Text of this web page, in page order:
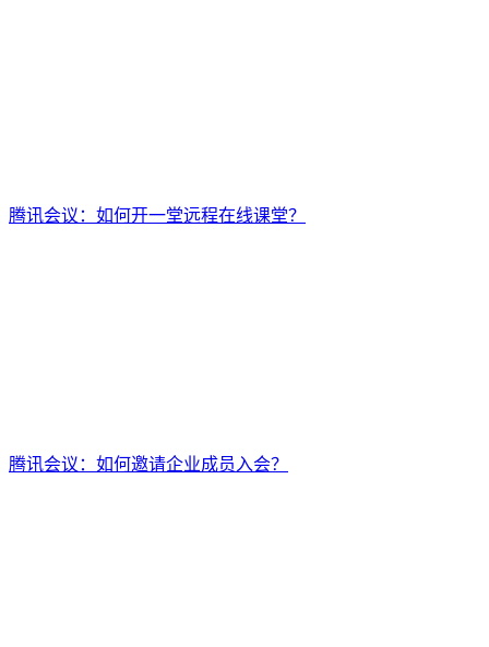
腾讯会议：如何开一堂远程在线课堂？
腾讯会议：如何邀请企业成员入会？